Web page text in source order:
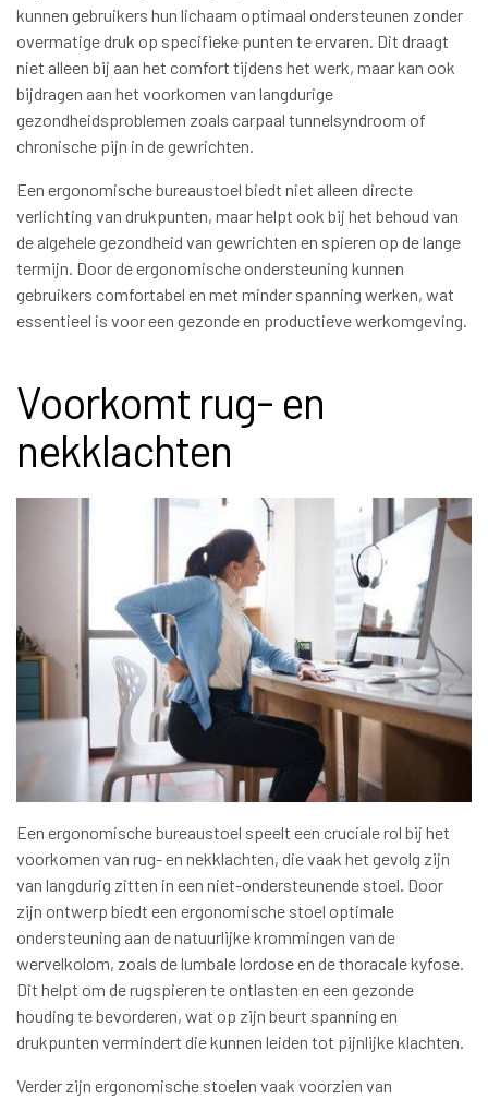
kunnen gebruikers hun lichaam optimaal ondersteunen zonder
overmatige druk op specifieke punten te ervaren. Dit draagt
niet alleen bij aan het comfort tijdens het werk, maar kan ook
bijdragen aan het voorkomen van langdurige
gezondheidsproblemen zoals carpaal tunnelsyndroom of
chronische pijn in de gewrichten.
Een ergonomische bureaustoel biedt niet alleen directe
verlichting van drukpunten, maar helpt ook bij het behoud van
de algehele gezondheid van gewrichten en spieren op de lange
termijn. Door de ergonomische ondersteuning kunnen
gebruikers comfortabel en met minder spanning werken, wat
essentieel is voor een gezonde en productieve werkomgeving.
Voorkomt rug- en
nekklachten
Een ergonomische bureaustoel speelt een cruciale rol bij het
voorkomen van rug- en nekklachten, die vaak het gevolg zijn
van langdurig zitten in een niet-ondersteunende stoel. Door
zijn ontwerp biedt een ergonomische stoel optimale
ondersteuning aan de natuurlijke krommingen van de
wervelkolom, zoals de lumbale lordose en de thoracale kyfose.
Dit helpt om de rugspieren te ontlasten en een gezonde
houding te bevorderen, wat op zijn beurt spanning en
drukpunten vermindert die kunnen leiden tot pijnlijke klachten.
Verder zijn ergonomische stoelen vaak voorzien van